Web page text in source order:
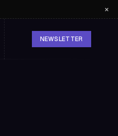
×
NEWSLETTER